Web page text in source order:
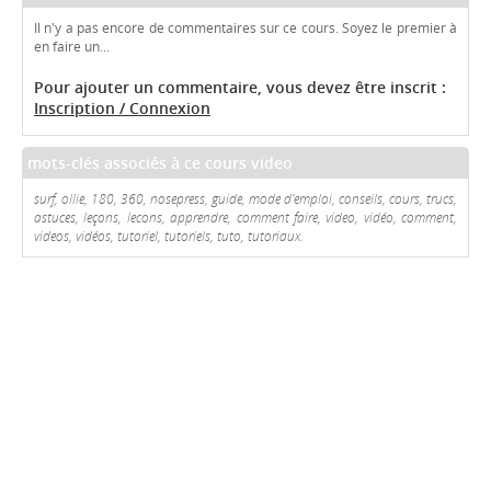
Il n'y a pas encore de commentaires sur ce cours. Soyez le premier à
en faire un...
Pour ajouter un commentaire, vous devez être inscrit :
Inscription / Connexion
mots-clés associés à ce cours video
surf, ollie, 180, 360, nosepress, guide, mode d'emploi, conseils, cours, trucs,
astuces, leçons, lecons, apprendre, comment faire, video, vidéo, comment,
videos, vidéos, tutoriel, tutoriels, tuto, tutoriaux.